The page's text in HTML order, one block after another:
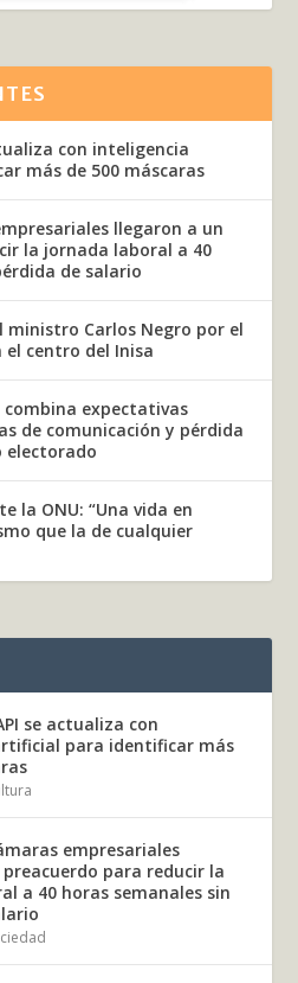
con inteligencia
más de 500 máscaras
llegaron a un
la jornada laboral a 40
de salario
ministro Carlos Negro por el
el centro del Inisa
combina expectativas
de comunicación y pérdida
electorado
la ONU: “Una vida en
que la de cualquier
se actualiza con
para identificar más
empresariales
para reducir la
a 40 horas semanales sin